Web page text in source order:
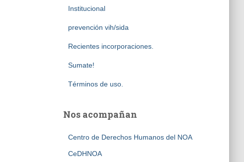
Institucional
prevención vih/sida
Recientes incorporaciones.
Sumate!
Términos de uso.
Nos acompañan
Centro de Derechos Humanos del NOA
CeDHNOA